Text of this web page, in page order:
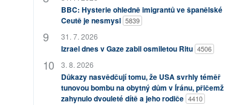
BBC: Hysterie ohledně imigrantů ve španělské
Ceutě je nesmysl 5839
31. 7. 2026
Izrael dnes v Gaze zabil osmiletou Ritu 4506
3. 8. 2026
Důkazy nasvědčují tomu, že USA svrhly téměř
tunovou bombu na obytný dům v Íránu, přičemž
zahynulo dvouleté dítě a jeho rodiče 4410